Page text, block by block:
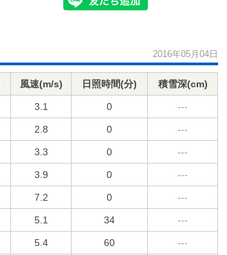
2016年05月04日
風速(m/s) 日照時間(分) 積雪深(cm)
3.1 0 ---
2.8 0 ---
3.3 0 ---
3.9 0 ---
7.2 0 ---
5.1 34 ---
5.4 60 ---